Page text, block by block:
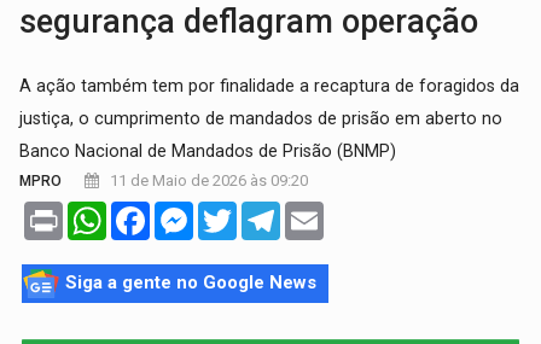
segurança deflagram operação
A ação também tem por finalidade a recaptura de foragidos da
justiça, o cumprimento de mandados de prisão em aberto no
Banco Nacional de Mandados de Prisão (BNMP)
MPRO 11 de Maio de 2026 às 09:20
Print WhatsAppFacebookMessenger
TwitterTelegram
Siga a gente no Google News